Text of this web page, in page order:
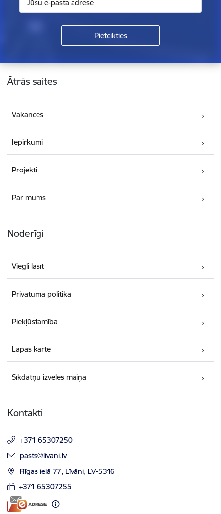
Kājene
Ātrās saites
Vakances
Iepirkumi
Projekti
Par mums
Noderīgi
Viegli lasīt
Privātuma politika
Piekļūstamība
Lapas karte
Sīkdatņu izvēles maiņa
Kontakti
+371 65307250
E-pasts:
pasts@livani.lv
Rīgas ielā 77, Līvāni, LV-5316
+371 65307255